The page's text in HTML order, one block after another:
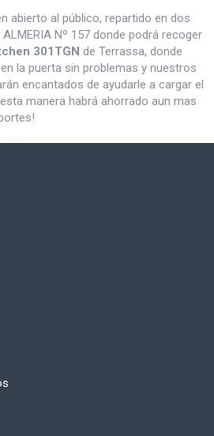
abierto al público, repartido en dos
Nº 157 donde podrá recoger
301TGN de Terrassa, donde
la puerta sin problemas y nuestros
encantados de ayudarle a cargar el
manera habrá ahorrado aun mas